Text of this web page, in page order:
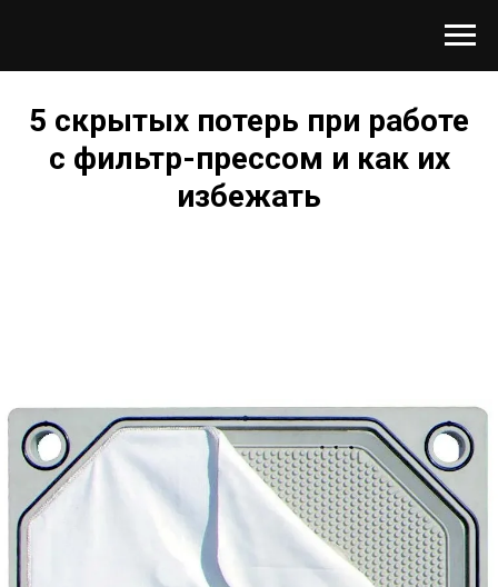
5 скрытых потерь при работе
с фильтр-прессом и как их
избежать